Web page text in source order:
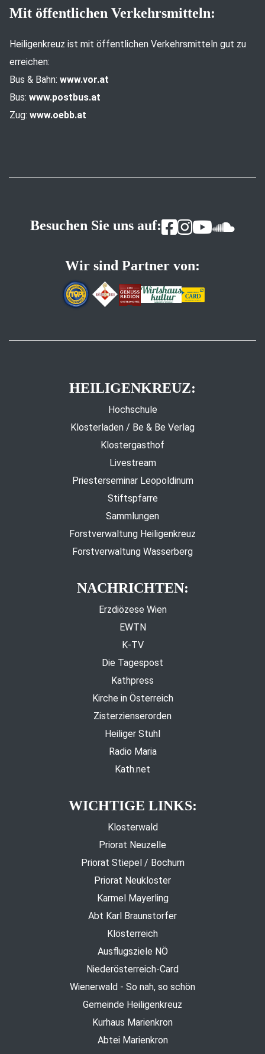
Mit öffentlichen Verkehrsmitteln:
Heiligenkreuz ist mit öffentlichen Verkehrsmitteln gut zu
erreichen:
Bus & Bahn: www.vor.at
Bus: www.postbus.at
Zug: www.oebb.at
Besuchen Sie uns auf:
Wir sind Partner von:
HEILIGENKREUZ:
Hochschule
Klosterladen / Be & Be Verlag
Klostergasthof
Livestream
Priesterseminar Leopoldinum
Stiftspfarre
Sammlungen
Forstverwaltung Heiligenkreuz
Forstverwaltung Wasserberg
NACHRICHTEN:
Erzdiözese Wien
EWTN
K-TV
Die Tagespost
Kathpress
Kirche in Österreich
Zisterzienserorden
Heiliger Stuhl
Radio Maria
Kath.net
WICHTIGE LINKS:
Klosterwald
Priorat Neuzelle
Priorat Stiepel / Bochum
Priorat Neukloster
Karmel Mayerling
Abt Karl Braunstorfer
Klösterreich
Ausflugsziele NÖ
Niederösterreich-Card
Wienerwald - So nah, so schön
Gemeinde Heiligenkreuz
Kurhaus Marienkron
Abtei Marienkron